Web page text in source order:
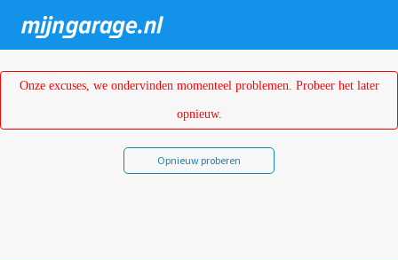
naar
de
Onze excuses, we ondervinden momenteel problemen. Probeer het later
opnieuw.
Opnieuw proberen